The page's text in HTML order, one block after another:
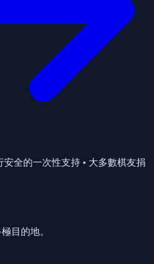
安全的一次性支持 • 大多數棋友捐
目的地。